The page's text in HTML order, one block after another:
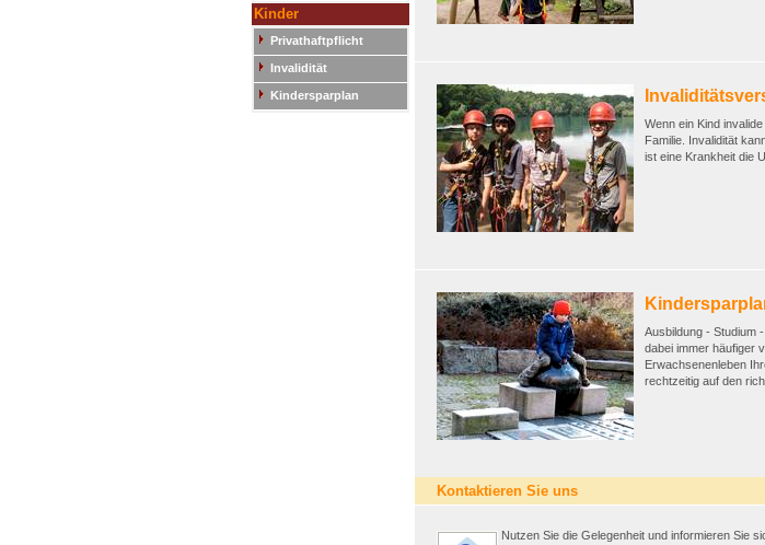
Kinder
Privathaftpflicht
Invalidität
Kindersparplan
Wenn ein Kind
Familie. Invalidität
ist eine Krankheit die
Ausbildung - Studium
dabei immer häufiger
Erwachsenenleben
rechtzeitig auf den
Kontaktieren Sie uns
Nutzen Sie die Gelegenheit und informieren Sie